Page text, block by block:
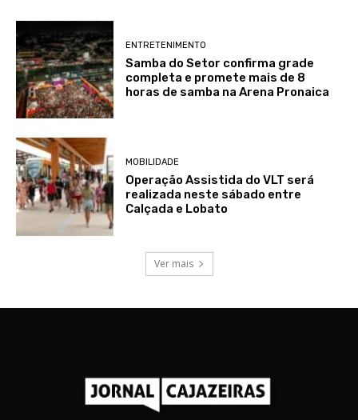
ENTRETENIMENTO
Samba do Setor confirma grade
completa e promete mais de 8
horas de samba na Arena Pronaica
MOBILIDADE
Operação Assistida do VLT será
realizada neste sábado entre
Calçada e Lobato
Ver mais